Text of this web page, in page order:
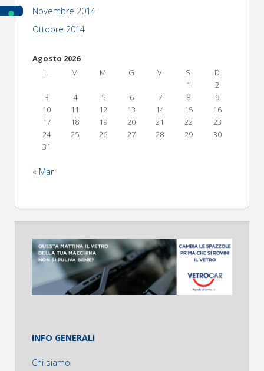
Novembre 2014
Ottobre 2014
Agosto 2026
L
M M G V S
D
1
2
3
4 5 6 7 8
9
10
11 12 13 14 15
16
17
18 19 20 21 22
23
24
25 26 27 28 29
30
31
« Mar
INFO GENERALI
Chi siamo